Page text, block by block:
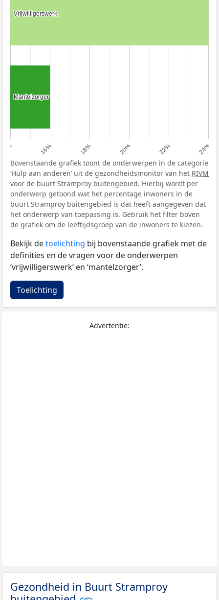
14% 16% 18% 20% 22% 24%
Vrijwilligerswerk
Vrijwilligerswerk
Mantelzorger
Mantelzorger
Bovenstaande grafiek toont de onderwerpen in de categorie
‘Hulp aan anderen’ uit de gezondheidsmonitor van het RIVM
voor de buurt Stramproy buitengebied. Hierbij wordt per
onderwerp getoond wat het percentage inwoners in de
buurt Stramproy buitengebied is dat heeft aangegeven dat
het onderwerp van toepassing is. Gebruik het filter boven
de grafiek om de leeftijdsgroep van de inwoners te kiezen.
Bekijk detoelichting bij bovenstaande grafiek met de
definities en de vragen voor de onderwerpen
‘vrijwilligerswerk’ en ‘mantelzorger’.
Toelichting
Advertentie:
Gezondheid in Buurt Stramproy